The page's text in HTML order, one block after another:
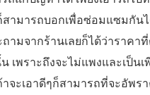
ามารถบอกเพื่อซ่อมแซมกัน
ามจากร้านเลยก็ได้ว่าราคา
เพราะถึงจะไม่แพงและเป็นเ
จะเอาดีๆก็สามารถที่จะอัพร